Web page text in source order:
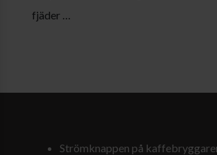
fjäder …
Strömknappen på